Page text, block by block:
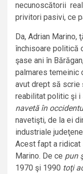
necunoscătorii
privitori pasivi, ce
Da, Adrian
închisoare politică
şase ani în
palmares temeinic
avut drept să scrie
reabilitat politic şi i
navetă în
navetişti, de la ei
industriale
Acest fapt a ridicat
Marino. De ce pun
1970 şi 1990 toţi